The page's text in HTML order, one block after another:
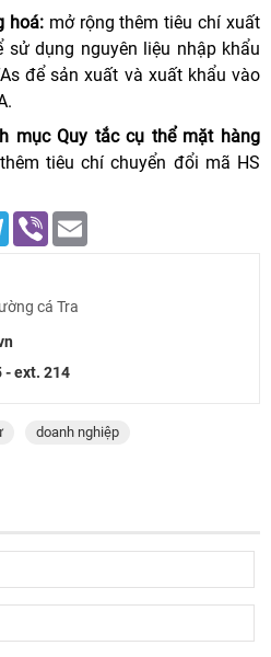
hoá:mở rộng thêm tiêu chí xuất
dụng nguyên liệu nhập khẩu
để sản xuất và xuất khẩu vào
mục Quy tắc cụ thể mặt hàng
tiêu chí chuyển đổi mã HS
Telegram
Viber
cá Tra
- ext. 214
doanh nghiệp